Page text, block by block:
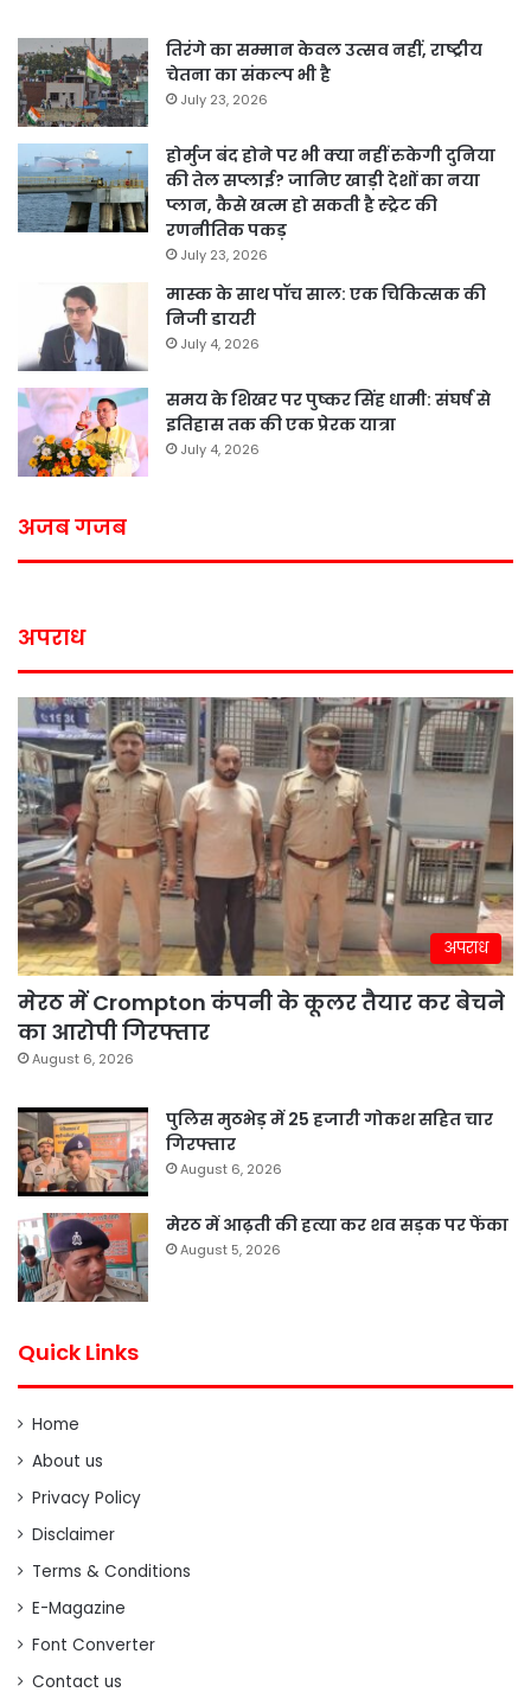
तिरंगे का सम्मान केवल उत्सव नहीं, राष्ट्रीय
चेतना का संकल्प भी है
July 23, 2026
होर्मुज बंद होने पर भी क्या नहीं रुकेगी दुनिया
की तेल सप्लाई? जानिए खाड़ी देशों का नया
प्लान, कैसे खत्म हो सकती है स्ट्रेट की
रणनीतिक पकड़
July 23, 2026
मास्क के साथ पॉच साल: एक चिकित्सक की
निजी डायरी
July 4, 2026
समय के शिखर पर पुष्कर सिंह धामी: संघर्ष से
इतिहास तक की एक प्रेरक यात्रा
July 4, 2026
अजब गजब
अपराध
अपराध
मेरठ में Crompton कंपनी के कूलर तैयार कर बेचने
का आरोपी गिरफ्तार
August 6, 2026
पुलिस मुठभेड़ में 25 हजारी गोकश सहित चार
गिरफ्तार
August 6, 2026
मेरठ में आढ़ती की हत्या कर शव सड़क पर फेंका
August 5, 2026
Quick Links
Home
About us
Privacy Policy
Disclaimer
Terms & Conditions
E-Magazine
Font Converter
Contact us